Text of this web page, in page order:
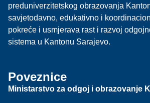
preduniverzitetskog obrazovanja
savjetodavno, edukativno i
pokreće i usmjerava rast i razvoj
sistema u Kantonu Sarajevo.
Poveznice
Ministarstvo za odgoj i obrazovanje